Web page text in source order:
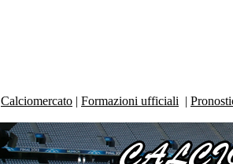
Calciomercato | Formazioni ufficiali |